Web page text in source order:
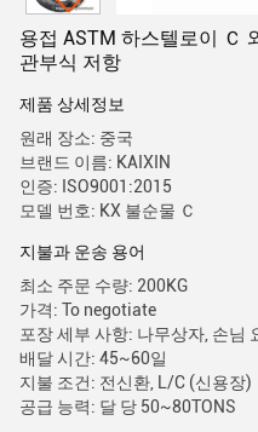
용접 ASTM 하스텔로이 Ｃ
관부식 저항
제품 상세정보
원래 장소: 중국
브랜드 이름: KAIXIN
인증: ISO9001:2015
모델 번호: KX 불순물 Ｃ
지불과 운송 용어
최소 주문 수량: 200KG
가격: To negotiate
포장 세부 사항: 나무상자, 손님
배달 시간: 45~60일
지불 조건: 전신환, L/C (신용장)
공급 능력: 달 당 50~80TONS